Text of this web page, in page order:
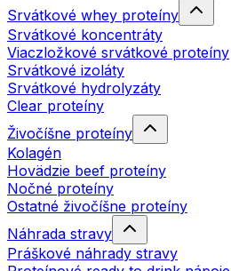
Srvátkové whey proteíny
Srvátkové koncentráty
Viaczložkové srvátkové proteíny
Srvátkové izoláty
Srvátkové hydrolyzáty
Clear proteíny
Živočíšne proteíny
Kolagén
Hovädzie beef proteíny
Nočné proteíny
Ostatné živočíšne proteíny
Náhrada stravy
Práškové náhrady stravy